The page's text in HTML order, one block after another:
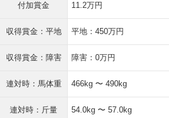
付加賞金 11.2万円
収得賞金：平地 平地：450万円
収得賞金：障害 障害：0万円
連対時：馬体重 466kg 〜 490kg
連対時：斤量 54.0kg 〜 57.0kg